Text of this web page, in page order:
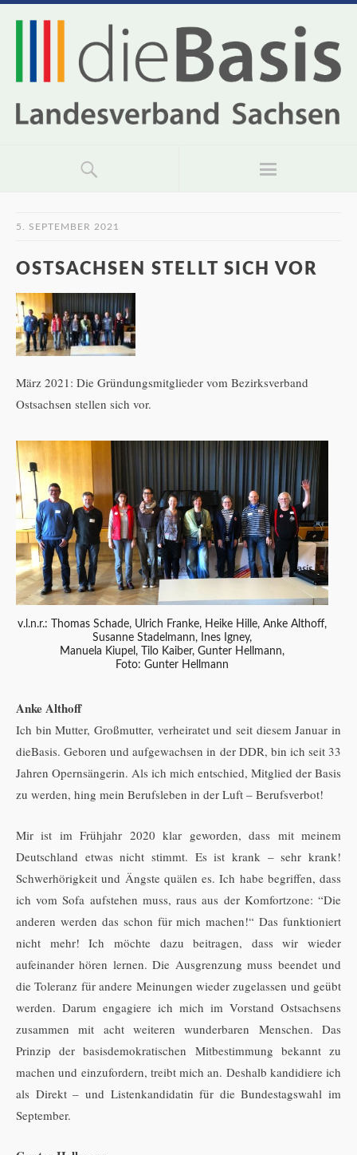
5. SEPTEMBER 2021
OSTSACHSEN STELLT SICH VOR
März 2021: Die Gründungsmitglieder vom Bezirksverband
Ostsachsen stellen sich vor.
v.l.n.r.: Thomas Schade, Ulrich Franke, Heike Hille, Anke Althoff,
Susanne Stadelmann, Ines Igney,
Manuela Kiupel, Tilo Kaiber, Gunter Hellmann,
Foto: Gunter Hellmann
Anke Althoff
Ich bin Mutter, Großmutter, verheiratet und seit diesem Januar in
dieBasis. Geboren und aufgewachsen in der DDR, bin ich seit 33
Jahren Opernsängerin. Als ich mich entschied, Mitglied der Basis
zu werden, hing mein Berufsleben in der Luft – Berufsverbot!
Mir ist im Frühjahr 2020 klar geworden, dass mit meinem
Deutschland etwas nicht stimmt. Es ist krank – sehr krank!
Schwerhörigkeit und Ängste quälen es. Ich habe begriffen, dass
ich vom Sofa aufstehen muss, raus aus der Komfortzone: “Die
anderen werden das schon für mich machen!“ Das funktioniert
nicht mehr! Ich möchte dazu beitragen, dass wir wieder
aufeinander hören lernen. Die Ausgrenzung muss beendet und
die Toleranz für andere Meinungen wieder zugelassen und geübt
werden. Darum engagiere ich mich im Vorstand Ostsachsens
zusammen mit acht weiteren wunderbaren Menschen. Das
Prinzip der basisdemokratischen Mitbestimmung bekannt zu
machen und einzufordern, treibt mich an. Deshalb kandidiere ich
als Direkt – und Listenkandidatin für die Bundestagswahl im
September.